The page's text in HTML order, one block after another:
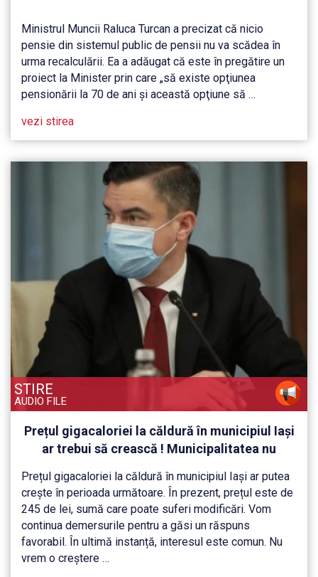
Ministrul Muncii Raluca Turcan a precizat că nicio
pensie din sistemul public de pensii nu va scădea în
urma recalculării. Ea a adăugat că este în pregătire un
proiect la Minister prin care „să existe opţiunea
pensionării la 70 de ani şi această opţiune să …
vezi stirea
STIRE
AUDIO FILE
Prețul gigacaloriei la căldură în municipiul Iași
ar trebui să crească ! Municipalitatea nu
Prețul gigacaloriei la căldură în municipiul Iași ar putea
crește în perioada următoare. În prezent, prețul este de
245 de lei, sumă care poate suferi modificări. Vom
continua demersurile pentru a găsi un răspuns
favorabil. În ultimă instanță, interesul este comun. Nu
vrem o creștere …